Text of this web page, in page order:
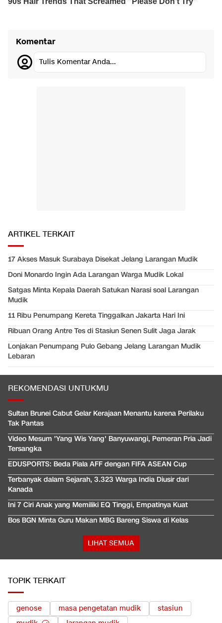
Komentar
Tulis Komentar Anda...
ARTIKEL TERKAIT
17 Akses Masuk Surabaya Disekat Jelang Larangan Mudik
Doni Monardo Ingin Ada Larangan Warga Mudik Lokal
Satgas Minta Kepala Daerah Satukan Narasi soal Larangan
Mudik
11 Ribu Penumpang Kereta Tinggalkan Jakarta Hari Ini
Ribuan Orang Antre Tes di Stasiun Senen Sulit Jaga Jarak
Lonjakan Penumpang Pulo Gebang Jelang Larangan Mudik
Lebaran
REKOMENDASI UNTUKMU
Sultan Brunei Cabut Gelar Kerajaan Menantu karena Perilaku
Tak Pantas
Video Mesum 'Yang Wis Yang' Banyuwangi, Pemeran Pria Jadi
Tersangka
EDUSPORTS: Beda Piala AFF dengan FIFA ASEAN Cup
Terbanyak dalam Sejarah, 3.323 Warga India Diusir dari
Kanada
Ini 7 Ciri Anak yang Memiliki EQ Tinggi, Empatinya Kuat
Bos BGN Minta Guru Makan MBG Bareng Siswa di Kelas
LIHAT SEMUA
TOPIK TERKAIT
genose masa pengetatan mudik
stasiun